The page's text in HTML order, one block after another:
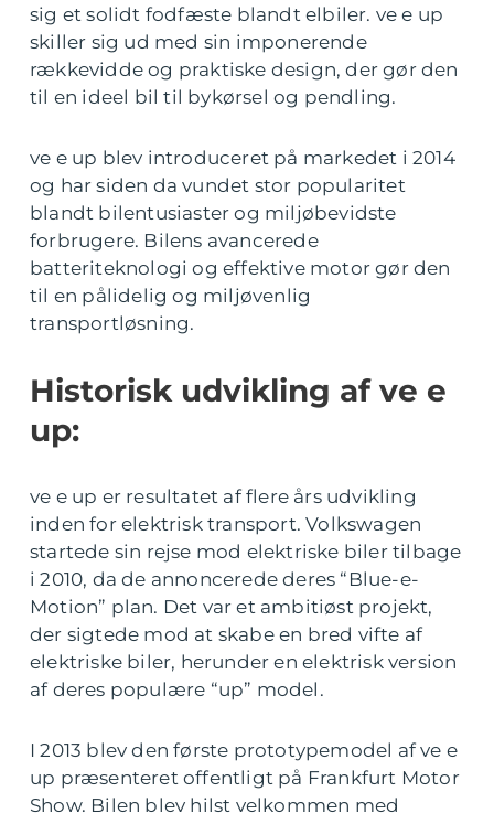
sig et solidt fodfæste blandt elbiler. ve e up
skiller sig ud med sin imponerende
rækkevidde og praktiske design, der gør den
til en ideel bil til bykørsel og pendling.
ve e up blev introduceret på markedet i 2014
og har siden da vundet stor popularitet
blandt bilentusiaster og miljøbevidste
forbrugere. Bilens avancerede
batteriteknologi og effektive motor gør den
til en pålidelig og miljøvenlig
transportløsning.
Historisk udvikling af ve e
up:
ve e up er resultatet af flere års udvikling
inden for elektrisk transport. Volkswagen
startede sin rejse mod elektriske biler tilbage
i 2010, da de annoncerede deres “Blue-e-
Motion” plan. Det var et ambitiøst projekt,
der sigtede mod at skabe en bred vifte af
elektriske biler, herunder en elektrisk version
af deres populære “up” model.
I 2013 blev den første prototypemodel af ve e
up præsenteret offentligt på Frankfurt Motor
Show. Bilen blev hilst velkommen med